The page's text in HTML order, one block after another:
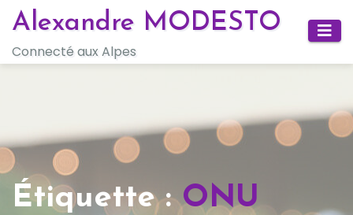
Skip
content
Alexandre MODESTO
Connecté aux Alpes
Étiquette :ONU